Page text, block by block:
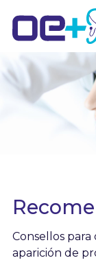
Consellos
aparición de